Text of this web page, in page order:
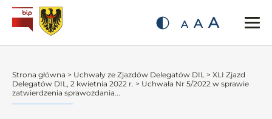
A A A
Strona główna > Uchwały ze Zjazdów Delegatów DIL > XLI Zjazd
Delegatów DIL, 2 kwietnia 2022 r. > Uchwała Nr 5/2022 w sprawie
zatwierdzenia sprawozdania...